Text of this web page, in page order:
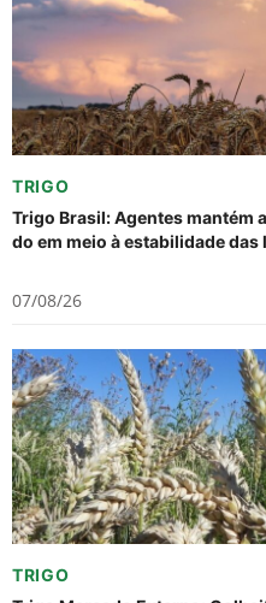
TRIGO
Trigo Brasil: Agentes mantém
do em meio à estabilidade das
07/08/26
TRIGO